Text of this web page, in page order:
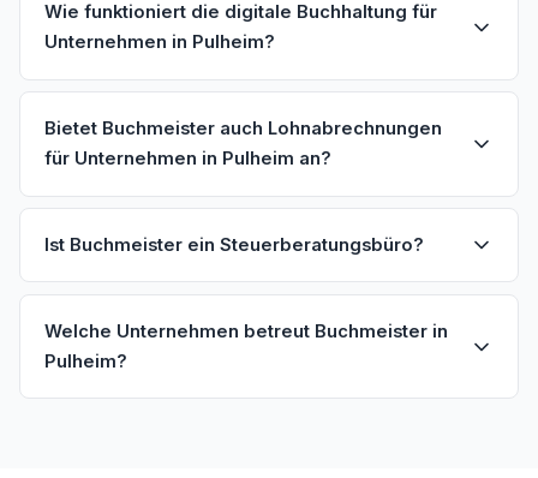
Wie funktioniert die digitale Buchhaltung für
Unternehmen in Pulheim?
Bietet Buchmeister auch Lohnabrechnungen
für Unternehmen in Pulheim an?
Ist Buchmeister ein Steuerberatungsbüro?
Welche Unternehmen betreut Buchmeister in
Pulheim?